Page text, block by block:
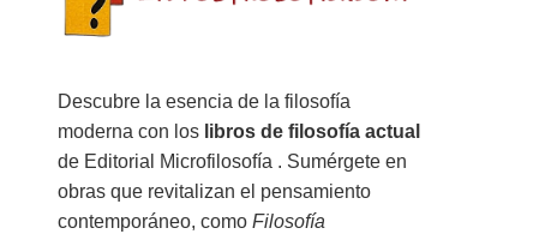
Descubre la esencia de la filosofía
moderna con los libros de filosofía actual
de Editorial Microfilosofía . Sumérgete en
obras que revitalizan el pensamiento
contemporáneo, como Filosofía